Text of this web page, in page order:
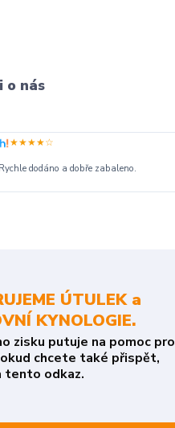
o nás
★★★★☆
Rychle dodáno a dobře zabaleno.
ÚTULEK a
KYNOLOGIE.
zisku putuje na pomoc pro
chcete také přispět,
tento odkaz.